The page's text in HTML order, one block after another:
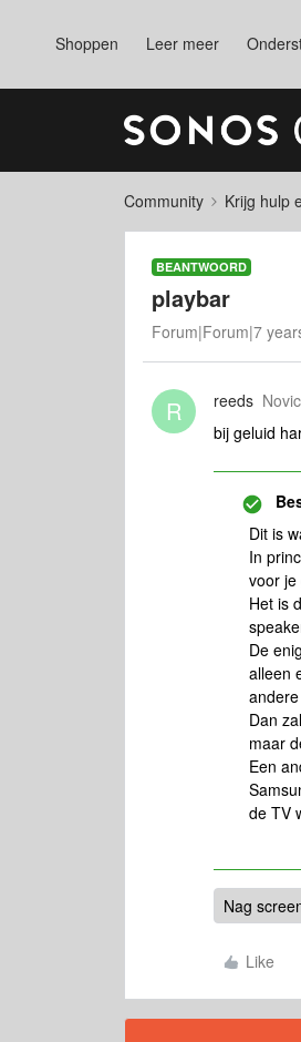
Shoppen Leer meer
Community Krijg hulp
BEANTWOORD
playbar
Forum|Forum|7
R reeds
bij geluid
Dit is
In
voor je
Het is
De
alleen
Dan
maar
Een
de TV
Nag
Like